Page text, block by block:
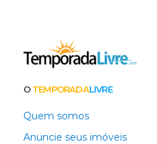
OTEMPORADALIVRE
Quem somos
Anuncie seus imóveis